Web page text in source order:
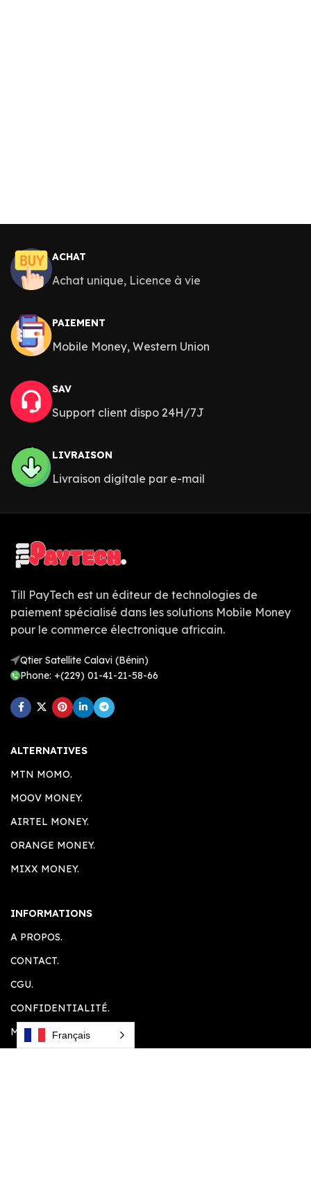
ACHAT
Achat unique, Licence à vie
PAIEMENT
Mobile Money, Western Union
SAV
Support client dispo 24H/7J
LIVRAISON
Livraison digitale par e-mail
Till PayTech est un éditeur de technologies de
paiement spécialisé dans les solutions Mobile Money
pour le commerce électronique africain.
Qtier Satellite Calavi (Bénin)
Phone: +(229) 01-41-21-58-66
ALTERNATIVES
MTN MOMO.
MOOV MONEY.
AIRTEL MONEY.
ORANGE MONEY.
MIXX MONEY.
INFORMATIONS
A PROPOS.
CONTACT.
CGU.
CONFIDENTIALITÉ.
MENTION LEGALE.
Français